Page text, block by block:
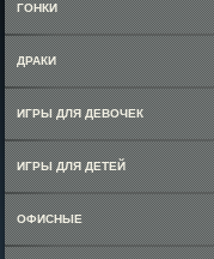
ГОНКИ
ДРАКИ
ИГРЫ ДЛЯ ДЕВОЧЕК
ИГРЫ ДЛЯ ДЕТЕЙ
ОФИСНЫЕ